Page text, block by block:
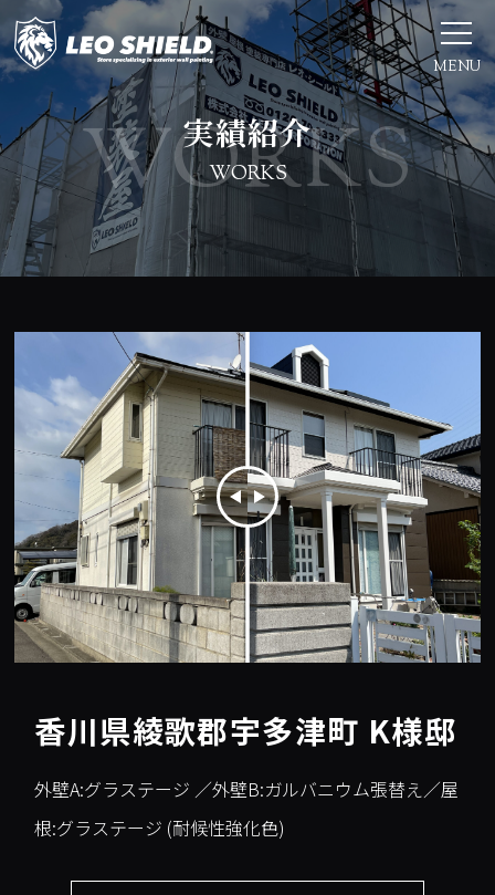
MENU
実績紹介
WORKS
香川県綾歌郡宇多津町 K様邸
外壁A:グラステージ ／外壁B:ガルバニウム張替え／屋
根:グラステージ (耐候性強化色)